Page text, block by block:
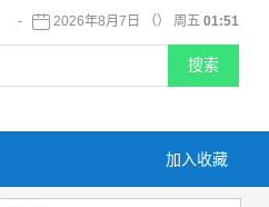
- 2026年8月7日 （） 周五 01:51
加入收藏